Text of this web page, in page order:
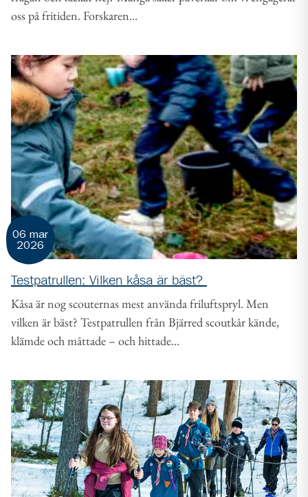
oss på fritiden. Forskaren...
06 mar
2026
Testpatrullen: Vilken kåsa är bäst?
Kåsa är nog scouternas mest använda friluftspryl. Men
vilken är bäst? Testpatrullen från Bjärred scoutkår kände,
klämde och måttade – och hittade...